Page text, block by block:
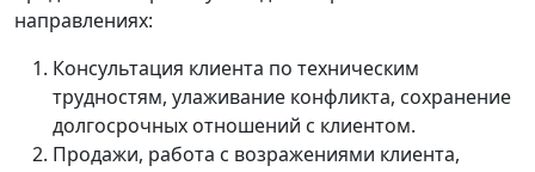
направлениях:
Консультация клиента по техническим
трудностям, улаживание конфликта, сохранение
долгосрочных отношений с клиентом.
Продажи, работа с возражениями клиента,